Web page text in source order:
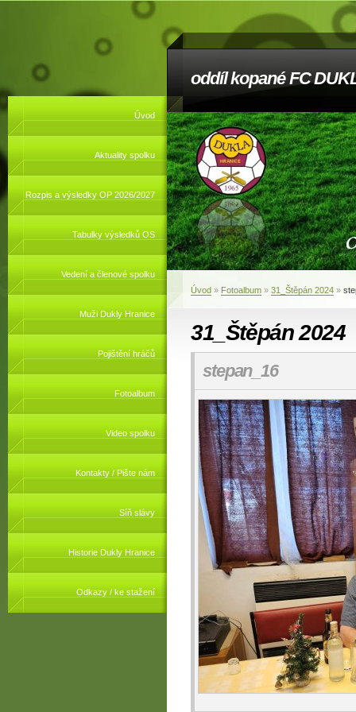
oddíl kopané FC
Úvod
Aktuality spolku
Rozpis a výsledky OP 2026/2027
Tabulky výsledků OS
Vedení a členové spolku
Muži Dukly Hranice
Pojištění hráčů
Fotoalbum
Video spolku
Kontakty / Pište nám
Síň slávy
Historie Dukly Hranice
Odkazy / ke stažení
Úvod » Fotoalbum » 31_Štěpán 2024 »
31_Štěpán 2024
stepan_16